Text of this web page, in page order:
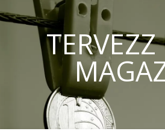
TERVEZZ